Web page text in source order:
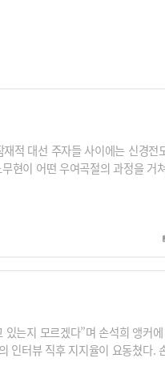
적 대선 주자들 사이에는 신경전
현이 어떤 우여곡절의 과정을 거
는지 모르겠다”며 손석희 앵커
인터뷰 직후 지지율이 요동쳤다.